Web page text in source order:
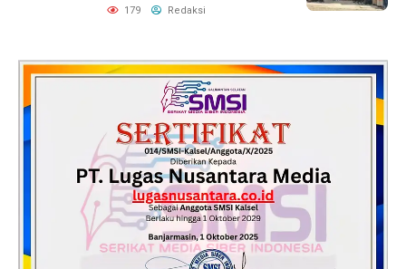
Usaha Ekonomi Produktif
179 Redaksi